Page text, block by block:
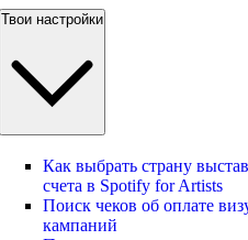
Твои настройки
Как выбрать страну
счета в Spotify for Artists
Поиск чеков об оплате
кампаний